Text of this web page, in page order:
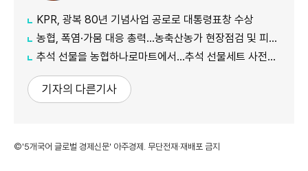
KPR, 광복 80년 기념사업 공로로 대통령표창 수상
농협, 폭염·가뭄 대응 총력...농축산농가 현장점검 및 피해 예방 강화
추석 선물을 농협하나로마트에서…추석 선물세트 사전예약 실시
기자의 다른기사
©'5개국어 글로벌 경제신문' 아주경제. 무단전재·재배포 금지